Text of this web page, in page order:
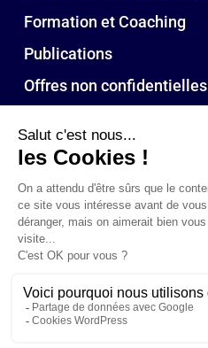
Formation et Coaching
Publications
Offres non confidentielles
Nos bureaux
Toulouse
Paris
Bordeaux